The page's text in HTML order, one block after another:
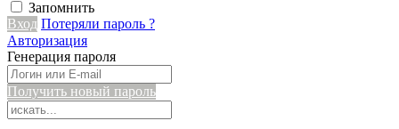
Запомнить
Вход Потеряли пароль ?
Авторизация
Генерация пароля
Получить новый пароль